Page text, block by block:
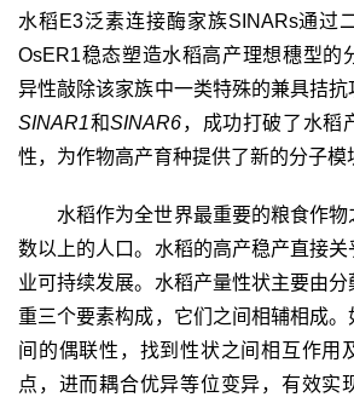
水稻 E3泛素连接酶家族SINARs通过
OsER1稳态塑造水稻高产理想穗型的
异性敲除该家族中一类特殊的兼具拮抗
SINAR1和SINAR6，成功打破了水稻
性，为作物高产育种提供了新的分子模
水稻作为全世界最重要的粮食作
数以上的人口。水稻的高产稳产直接
业可持续发展。水稻产量性状主要由
重三个要素构成，它们之间相辅相成
间的偶联性，找到性状之间相互作用
点，进而耦合优异等位变异，有效实